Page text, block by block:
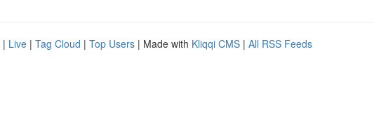
| Live | Tag Cloud | Top Users | Made with Kliqqi CMS | All RSS Feeds